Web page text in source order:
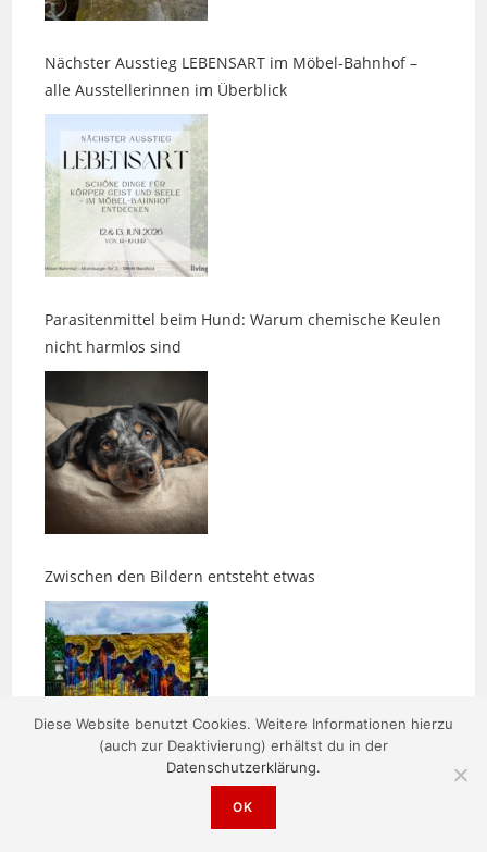
Nächster Ausstieg LEBENSART im Möbel-Bahnhof –
Parasitenmittel beim Hund: Warum chemische Keulen
Zwischen den Bildern entsteht etwas
Morgens um fünf ist die Welt noch in Ordnung
Diese Website benutzt Cookies. Weitere Informationen hierzu
(auch zur Deaktivierung) erhältst du in der
Datenschutzerklärung.
OK